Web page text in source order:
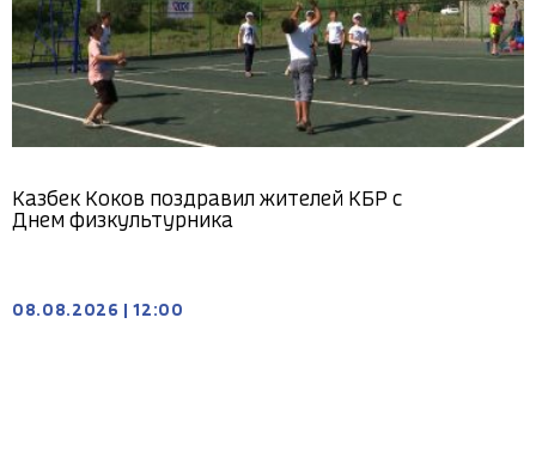
Казбек Коков поздравил жителей КБР с
Днем физкультурника
08.08.2026 12:00